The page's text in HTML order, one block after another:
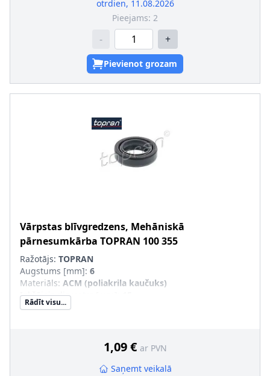
otrdien, 11.08.2026
Pieejams: 2
- +
Pievienot grozam
Vārpstas blīvgredzens, Mehāniskā
pārnesumkārba TOPRAN 100 355
Ražotājs: TOPRAN
Augstums [mm]: 6
Materiāls: ACM (poliakrila kaučuks)
Iekšējais diametrs [mm]
Ārējais diametrs [mm]
Rādīt visu...
1,09 € ar PVN
Saņemt veikalā